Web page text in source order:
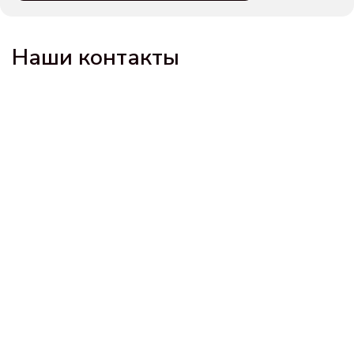
Наши контакты